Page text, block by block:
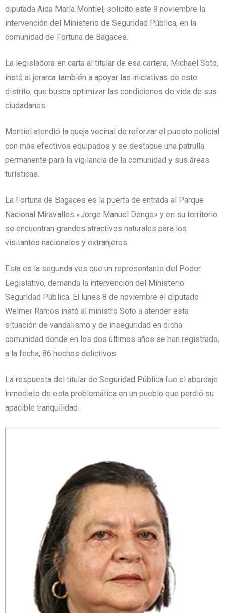
diputada Aida María Montiel, solicitó este 9 noviembre la
intervención del Ministerio de Seguridad Pública, en la
comunidad de Fortuna de Bagaces.
La legisladora en carta al titular de esa cartera, Michael Soto,
instó al jerarca también a apoyar las iniciativas de este
distrito, que busca optimizar las condiciones de vida de sus
ciudadanos.
Montiel atendió la queja vecinal de reforzar el puesto policial
con más efectivos equipados y se destaque una patrulla
permanente para la vigilancia de la comunidad y sus áreas
turísticas.
La Fortuna de Bagaces es la puerta de entrada al Parque
Nacional Miravalles «Jorge Manuel Dengo» y en su territorio
se encuentran grandes atractivos naturales para los
visitantes nacionales y extranjeros.
Esta es la segunda ves que un representante del Poder
Legislativo, demanda la intervención del Ministerio
Seguridad Pública. El lunes 8 de noviembre el diputado
Welmer Ramos instó al ministro Soto a atender esta
situación de vandalismo y de inseguridad en dicha
comunidad donde en los dos últimos años se han registrado,
a la fecha, 86 hechos delictivos.
La respuesta del titular de Seguridad Pública fue el abordaje
inmediato de esta problemática en un pueblo que perdió su
apacible tranquilidad.